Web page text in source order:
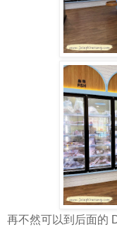
再不然可以到后面的